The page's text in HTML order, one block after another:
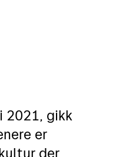
2021, gikk
er
der